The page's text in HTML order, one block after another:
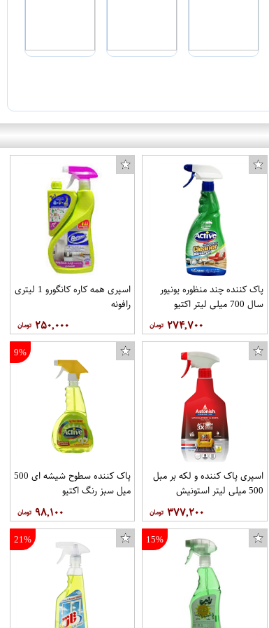
پاک کننده چند منظوره یونیور
سال 700 میلی لیتر اکتیو
۲۷۴,۷۰۰
اسپری همه کاره کانگورو 1 لیتری
رافونه
۲۵۰,۰۰۰
اسپری پاک کننده و لکه بر مبل
500 میلی لیتر استونیش
۳۷۷,۲۰۰
9%
پاک کننده سطوح شیشه ای 500
میل سبز رنگ اکتیو
۹۸,۱۰۰
15%
21%